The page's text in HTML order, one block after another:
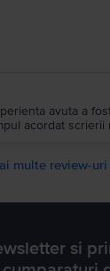
avuta a
acordat scrierii
multe review-uri
si